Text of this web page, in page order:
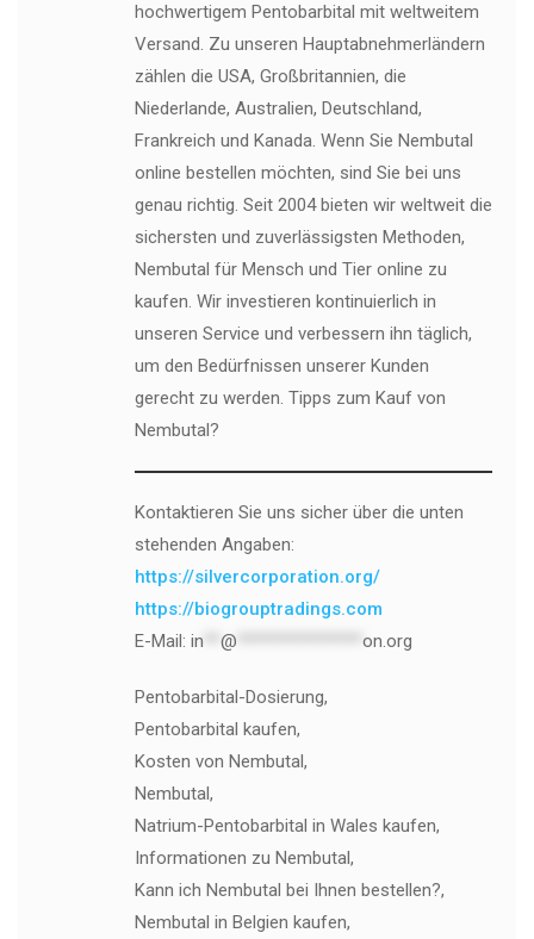
hochwertigem Pentobarbital mit weltweitem
Versand. Zu unseren Hauptabnehmerländern
zählen die USA, Großbritannien, die
Niederlande, Australien, Deutschland,
Frankreich und Kanada. Wenn Sie Nembutal
online bestellen möchten, sind Sie bei uns
genau richtig. Seit 2004 bieten wir weltweit die
sichersten und zuverlässigsten Methoden,
Nembutal für Mensch und Tier online zu
kaufen. Wir investieren kontinuierlich in
unseren Service und verbessern ihn täglich,
um den Bedürfnissen unserer Kunden
gerecht zu werden. Tipps zum Kauf von
Nembutal?
Kontaktieren Sie uns sicher über die unten
stehenden Angaben:
https://silvercorporation.org/
https://biogrouptradings.com
E-Mail: in @ on.org
Pentobarbital-Dosierung,
Pentobarbital kaufen,
Kosten von Nembutal,
Nembutal,
Natrium-Pentobarbital in Wales kaufen,
Informationen zu Nembutal,
Kann ich Nembutal bei Ihnen bestellen?,
Nembutal in Belgien kaufen,